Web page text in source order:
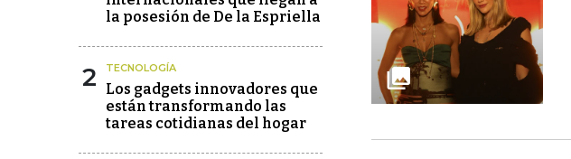
la posesión de De la Espriella
2 TECNOLOGÍA
Los gadgets innovadores que
están transformando las
tareas cotidianas del hogar